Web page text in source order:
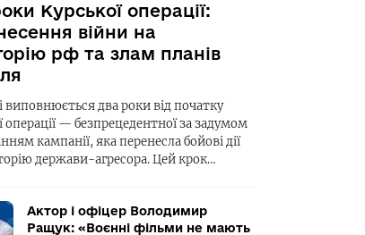
Курської операції:
війни на
рф та злам планів
виповнюється два роки від початку
операції — безпрецедентної за задумом
кампанії, яка перенесла бойові дії
держави-агресора. Цей крок…
Актор і офіцер Володимир
Ращук: «Воєнні фільми не мають